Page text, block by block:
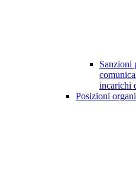
Sanzioni
incarichi
Posizioni